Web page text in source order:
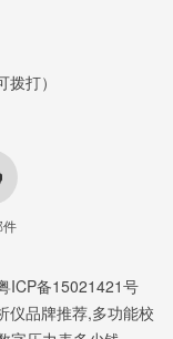
打）
件
ICP备15021421号
仪品牌推荐,多功能校